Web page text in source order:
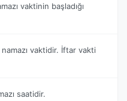
vaktinin başladığı
vaktidir. İftar vakti
saatidir.